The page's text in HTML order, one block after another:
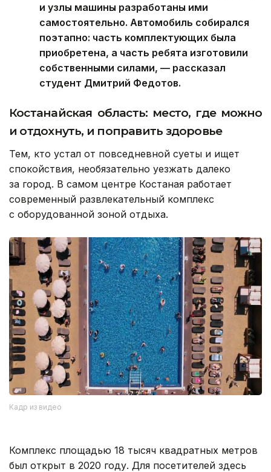
и узлы машины разработаны ими
самостоятельно. Автомобиль собирался
поэтапно: часть комплектующих была
приобретена, а часть ребята изготовили
собственными силами, — рассказал
студент Дмитрий Федотов.
Костанайская область: место, где можно
и отдохнуть, и поправить здоровье
Тем, кто устал от повседневной суеты и ищет
спокойствия, необязательно уезжать далеко
за город. В самом центре Костаная работает
современный развлекательный комплекс
с оборудованной зоной отдыха.
Кадр из видео
Комплекс площадью 18 тысяч квадратных метров
был открыт в 2020 году. Для посетителей здесь